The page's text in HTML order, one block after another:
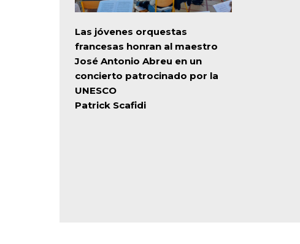
Las jóvenes orquestas
francesas honran al maestro
José Antonio Abreu en un
concierto patrocinado por la
UNESCO
Patrick Scafidi